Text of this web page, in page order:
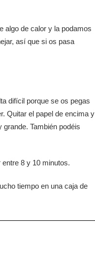
algo de calor y la podamos
así que si os pasa
difícil porque se os pegas
Quitar el papel de encima y
También podéis
8 y 10 minutos.
tiempo en una caja de